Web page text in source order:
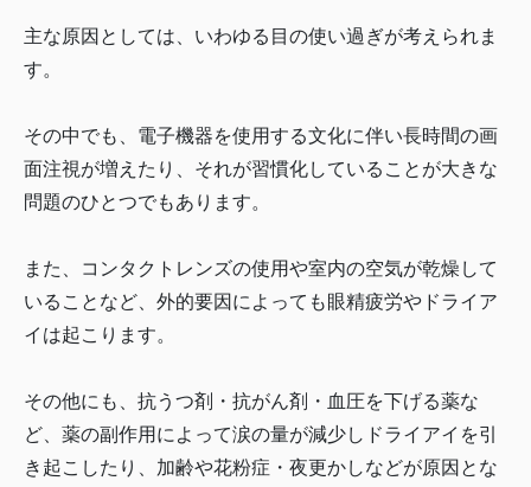
主な原因としては、いわゆる目の使い過ぎが考えられま
す。
その中でも、電子機器を使用する文化に伴い長時間の画
面注視が増えたり、それが習慣化していることが大きな
問題のひとつでもあります。
また、コンタクトレンズの使用や室内の空気が乾燥して
いることなど、外的要因によっても眼精疲労やドライア
イは起こります。
その他にも、抗うつ剤・抗がん剤・血圧を下げる薬な
ど、薬の副作用によって涙の量が減少しドライアイを引
き起こしたり、加齢や花粉症・夜更かしなどが原因とな